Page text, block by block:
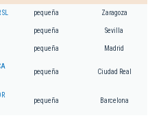
pequeña Zaragoza
pequeña Sevilla
pequeña Madrid
pequeña Ciudad Real
pequeña Barcelona